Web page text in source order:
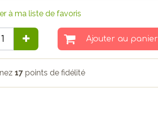
à ma liste de favoris
Ajouter au panier
17 points de fidélité